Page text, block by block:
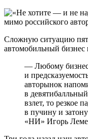
Сложную ситуацию
автомобильный бизнес
— Любому
и
авторынок
в
взлет, то резкое
в пучину и
«НИ» Игорь